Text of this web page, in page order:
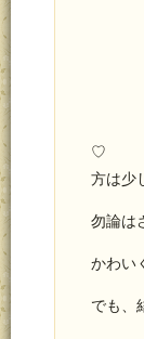
方は少
勿論は
かわい
でも、